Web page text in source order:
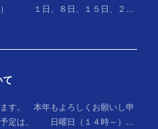
） １日、８日、１５日、２…
す。 本年もよろしくお願いし申
予定は、 日曜日（１４時～）…